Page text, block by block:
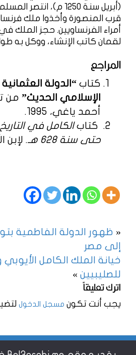
(أبريل سنة 1250 م)،
قرب المنصورة وأخذوا ملك
أمراء الفرنساويين. حجز الملك
لقمان كاتب الإنشاء، ووكل
المراجع
كتاب “الدولة
الإسلامي الحديث” من
أحمد ياغي، 1995.
كتابالكامل في
حتى سنة 628 هـ
. لإبن
« ظهور الدولة الفاطمية
إلى مصر
خيانة الملك الكامل
للصليبيين »
اترك تعليقاً
يجب أنت تكون مسجل الدخول